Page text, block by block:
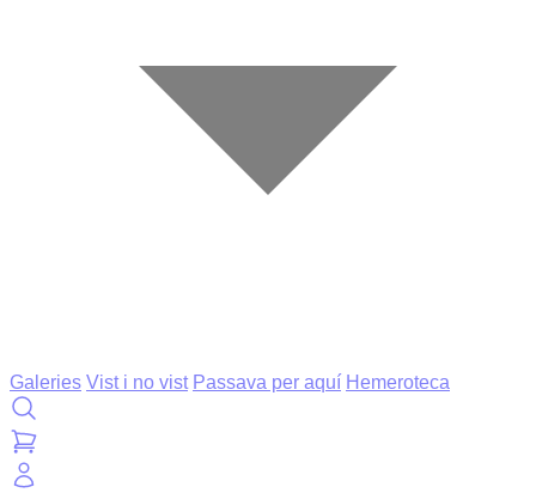
Galeries Vist i no vist Passava per aquí Hemeroteca